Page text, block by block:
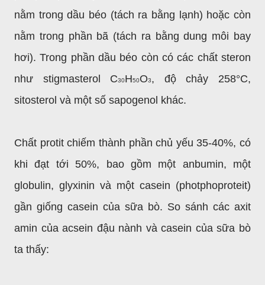
nằm trong dầu béo (tách ra bằng lạnh) hoặc còn
nằm trong phần bã (tách ra bằng dung môi bay
hơi). Trong phần dầu béo còn có các chất steron
như stigmasterol C30H50O3, độ chảy 258°C,
sitosterol và một số sapogenol khác.
Chất protit chiếm thành phần chủ yếu 35-40%, có
khi đạt tới 50%, bao gồm một anbumin, một
globulin, glyxinin và một casein (photphoproteit)
gần giống casein của sữa bò. So sánh các axit
amin của acsein đậu nành và casein của sữa bò
ta thấy: